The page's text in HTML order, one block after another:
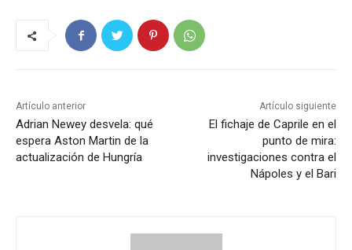
Artículo anterior
Adrian Newey desvela: qué
espera Aston Martin de la
actualización de Hungría
Artículo siguiente
El fichaje de Caprile en el
punto de mira:
investigaciones contra el
Nápoles y el Bari